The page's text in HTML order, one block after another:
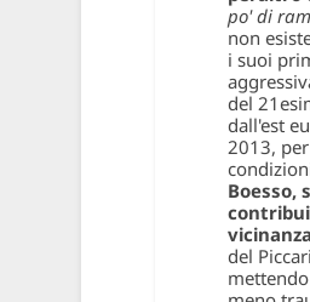
po' di
non
i suoi
del
dall'est
2013,
Boesso,
del